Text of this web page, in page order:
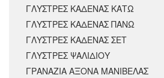
ΓΛΥΣΤΡΕΣ ΚΑΔΕΝΑΣ ΚΑΤΩ
ΓΛΥΣΤΡΕΣ ΚΑΔΕΝΑΣ ΠΑΝΩ
ΓΛΥΣΤΡΕΣ ΚΑΔΕΝΑΣ ΣΕΤ
ΓΛΥΣΤΡΕΣ ΨΑΛΙΔΙΟΥ
ΓΡΑΝΑΖΙΑ ΑΞΟΝΑ ΜΑΝΙΒΕΛΑΣ